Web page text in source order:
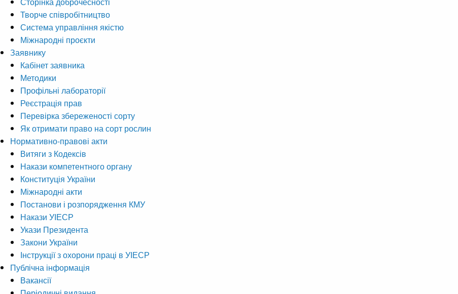
Творче співробітництво
Система управління якістю
Міжнародні проєкти
Заявнику
Кабінет заявника
Методики
Профільні лабораторії
Реєстрація прав
Перевірка збереженості сорту
Як отримати право на сорт рослин
Нормативно-правові акти
Витяги з Кодексів
Накази компетентного органу
Конституція України
Міжнародні акти
Постанови і розпорядження КМУ
Накази УІЕСР
Укази Президента
Закони України
Інструкції з охорони праці в УІЕСР
Публічна інформація
Вакансії